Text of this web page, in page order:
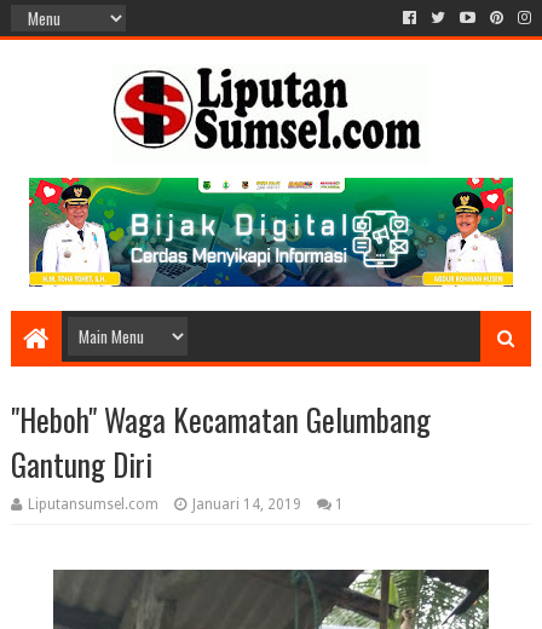
"Heboh" Waga Kecamatan Gelumbang
Gantung Diri
Liputansumsel.com Januari 14, 2019 1